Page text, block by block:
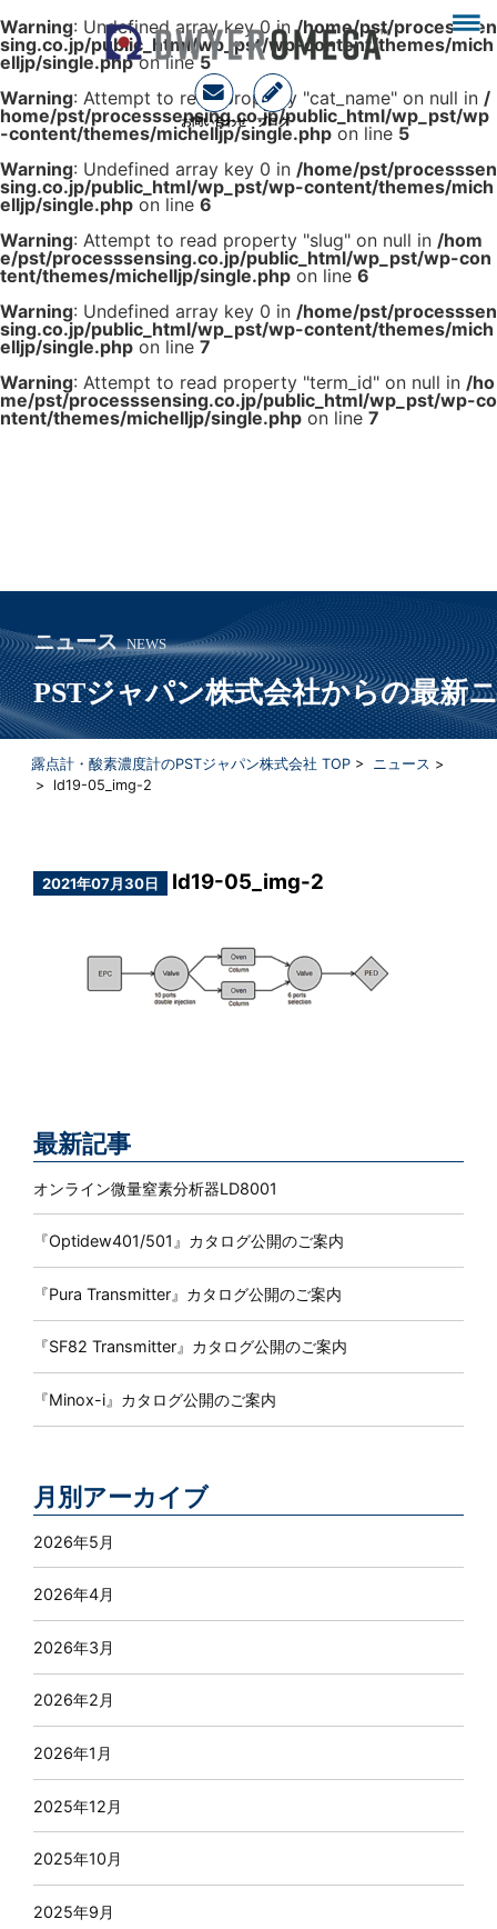
お問い合わせ ブログ
Warning: Undefined array key 0 in/home/pst/processsen
sing.co.jp/public_html/wp_pst/wp-content/themes/mich
elljp/single.phpon line5
Warning: Attempt to read property "cat_name" on null in /
home/pst/processsensing.co.jp/public_html/wp_pst/wp
-content/themes/michelljp/single.php on line 5
Warning: Undefined array key 0 in /home/pst/processsen
sing.co.jp/public_html/wp_pst/wp-content/themes/mich
elljp/single.php on line 6
Warning: Attempt to read property "slug" on null in /hom
e/pst/processsensing.co.jp/public_html/wp_pst/wp-con
tent/themes/michelljp/single.php on line 6
Warning: Undefined array key 0 in /home/pst/processsen
sing.co.jp/public_html/wp_pst/wp-content/themes/mich
elljp/single.php on line 7
Warning: Attempt to read property "term_id" on null in /ho
me/pst/processsensing.co.jp/public_html/wp_pst/wp-co
ntent/themes/michelljp/single.php on line 7
ニュース NEWS
PSTジャパン株式会社からの最新
露点計・酸素濃度計のPSTジャパン株式会社 TOP> ニュース >
> ld19-05_img-2
2021年07月30日 ld19-05_img-2
最新記事
オンライン微量窒素分析器LD8001
『Optidew401/501』カタログ公開のご案内
『Pura Transmitter』カタログ公開のご案内
『SF82 Transmitter』カタログ公開のご案内
『Minox-i』カタログ公開のご案内
月別アーカイブ
2026年5月
2026年4月
2026年3月
2026年2月
2026年1月
2025年12月
2025年10月
2025年9月